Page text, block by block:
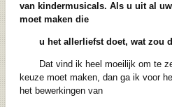
van kindermusicals. Als u uit al
moet maken die
u het allerliefst doet, wat zou
Dat vind ik heel moeilijk om te
keuze moet maken, dan ga ik voor
het bewerkingen van